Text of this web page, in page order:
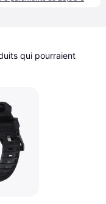
qui pourraient